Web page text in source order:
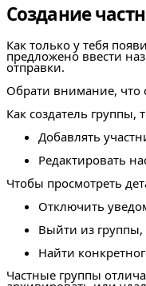
Создание
Как только у тебя
предложено ввести
отправки.
Обрати внимание, что
Как создатель
Добавлять
Редактировать
Чтобы просмотреть
Отключить
Выйти из группы,
Найти
Частные группы